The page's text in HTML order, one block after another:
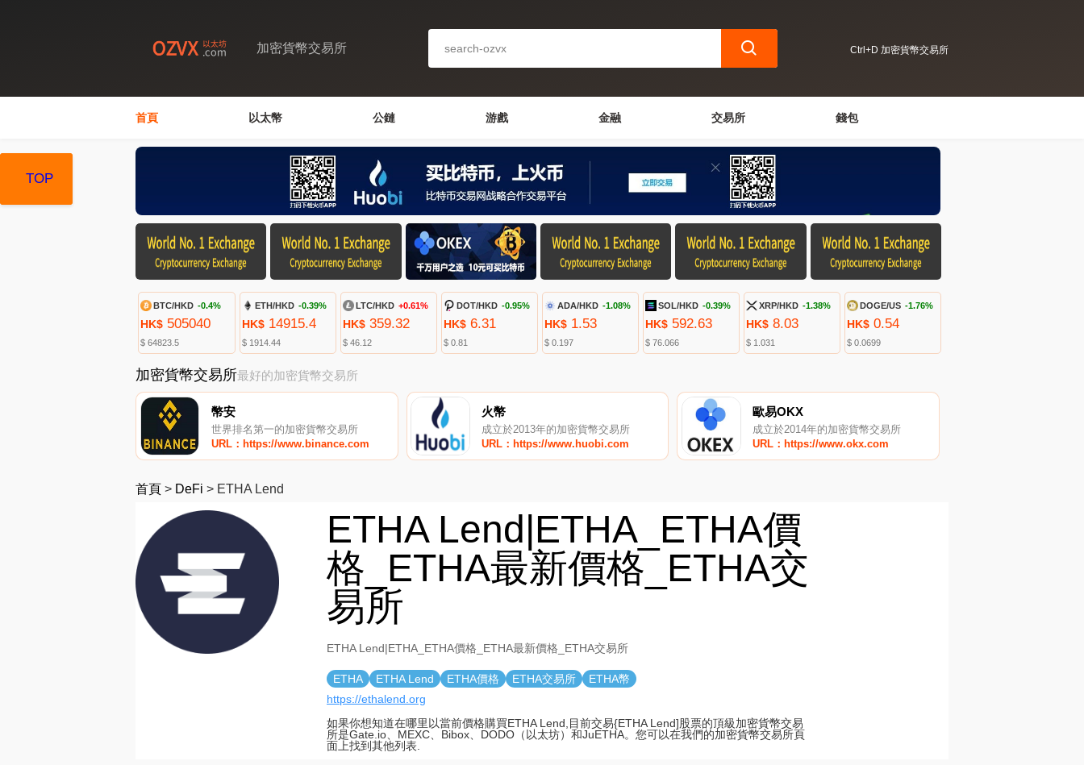
加密貨幣交易所 Ctrl+D 加密貨幣交易所
首頁 以太幣 公鏈 游戲 金融 交易所 錢包
BTC/HKD -0.4%
HK$ 505040
$ 64823.5
ETH/HKD -0.39%
HK$14915.4
$ 1914.44
LTC/HKD +0.61%
HK$359.32
$ 46.12
DOT/HKD -0.95%
HK$6.31
$ 0.81
ADA/HKD -1.08%
HK$1.53
$ 0.197
SOL/HKD -0.39%
HK$ 592.63
$ 76.066
XRP/HKD -1.38%
HK$ 8.03
$ 1.031
DOGE/US -1.76%
HK$ 0.54
$ 0.0699
加密貨幣交易所最好的加密貨幣交易所
幣安
世界排名第一的加密貨幣交易所
URL：https://www.binance.com
火幣
成立於2013年的加密貨幣交易所
URL：https://www.huobi.com
歐易OKX
成立於2014年的加密貨幣交易所
URL：https://www.okx.com
首頁 > DeFi > ETHA Lend
ETHA Lend|ETHA_ETHA價
格_ETHA最新價格_ETHA交
易所
ETHA Lend|ETHA_ETHA價格_ETHA最新價格_ETHA交易所
ETHA ETHA Lend ETHA價格 ETHA交易所
ETHA幣
https://ethalend.org
如果你想知道在哪里以當前價格購買ETHA Lend,目前交易{ETHA Lend]股票的頂級加密貨幣交易
所是Gate.io、MEXC、Bibox、DODO（以太坊）和JuETHA。您可以在我們的加密貨幣交易所頁
面上找到其他列表.
TOP
TOP
TOP